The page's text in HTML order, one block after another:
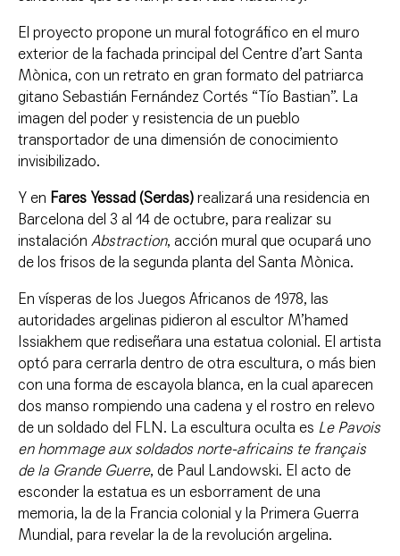
El proyecto propone un mural fotográfico en el muro
exterior de la fachada principal del Centre d’art Santa
Mònica, con un retrato en gran formato del patriarca
gitano Sebastián Fernández Cortés “Tío Bastian”. La
imagen del poder y resistencia de un pueblo
transportador de una dimensión de conocimiento
invisibilizado.
Y en Fares Yessad (Serdas)realizará una residencia en
Barcelona del 3 al 14 de octubre, para realizar su
instalación Abstraction, acción mural que ocupará uno
de los frisos de la segunda planta del Santa Mònica.
En vísperas de los Juegos Africanos de 1978, las
autoridades argelinas pidieron al escultor M’hamed
Issiakhem que rediseñara una estatua colonial. El artista
optó para cerrarla dentro de otra escultura, o más bien
con una forma de escayola blanca, en la cual aparecen
dos manso rompiendo una cadena y el rostro en relevo
de un soldado del FLN. La escultura oculta es Le Pavois
en hommage aux soldados norte-africains te français
de la Grande Guerre, de Paul Landowski. El acto de
esconder la estatua es un esborrament de una
memoria, la de la Francia colonial y la Primera Guerra
Mundial, para revelar la de la revolución argelina.